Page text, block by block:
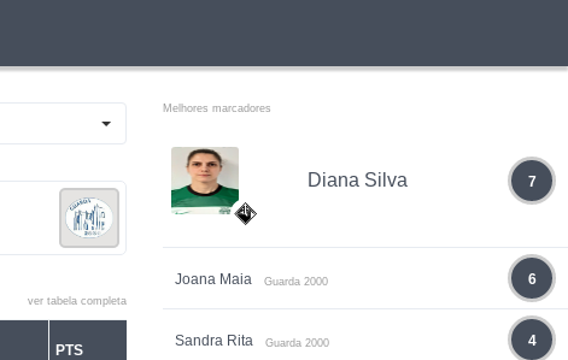
ver tabela completa
PTS
Melhores marcadores
Diana Silva 7
Joana Maia Guarda 2000 6
Sandra Rita Guarda 2000 4